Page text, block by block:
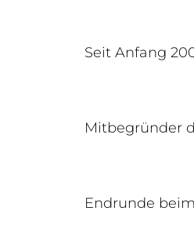
Seit Anfang
Mitbegründer
Endrunde